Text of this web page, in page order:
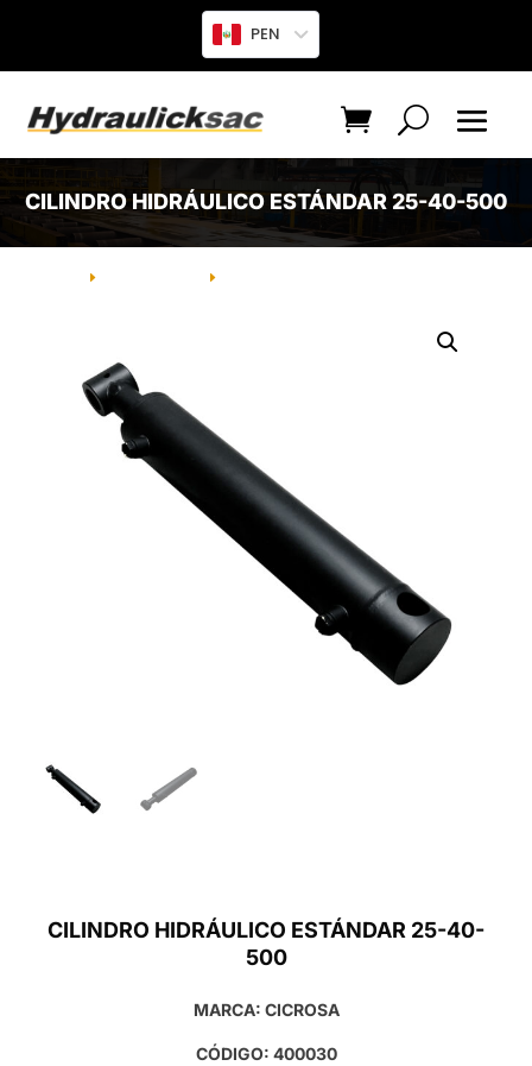
PEN
CILINDRO HIDRÁULICO ESTÁNDAR 25-40-500
E E
CILINDRO HIDRÁULICO ESTÁNDAR 25-40-
500
MARCA: CICROSA
CÓDIGO: 400030